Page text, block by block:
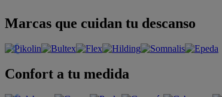
Marcas que cuidan tu descanso
Confort a tu medida